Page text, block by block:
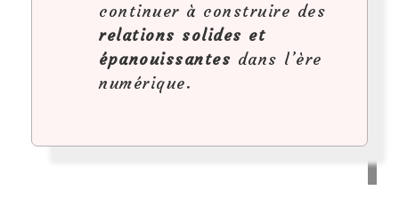
continuer à construire des
relations solides et
épanouissantes dans l’ère
numérique.